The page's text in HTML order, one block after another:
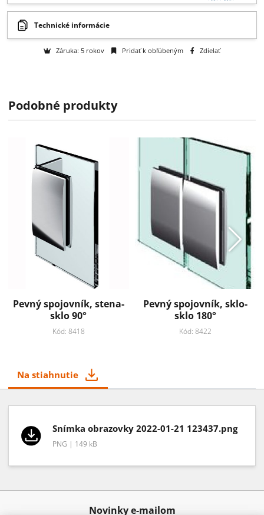
Otázka na tovar
Na objednávku
k dispozícii do 2 týždňov
Technické informácie
Pridať k obľúbeným Zdielať
Podobné produkty
Pevný spojovník, stena-
sklo 90°
Kód: 8418
Pevný spojovník, sklo-
sklo 180°
Kód: 8422
Na stiahnutie
Snímka obrazovky 2022-01-21 123437.png
PNG | 149 kB
Novinky e-mailom